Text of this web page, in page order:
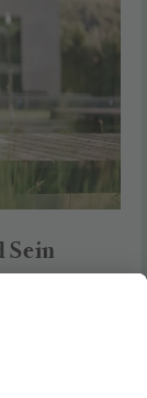
Sein